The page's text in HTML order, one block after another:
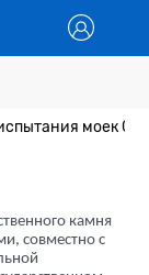
моек
камня
совместно с